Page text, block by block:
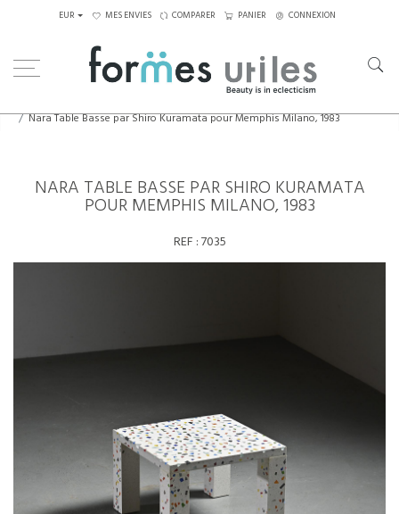
EUR MES ENVIES COMPARER PANIER CONNEXION
Nara Table Basse par Shiro Kuramata pour Memphis Milano, 1983
NARA TABLE BASSE PAR SHIRO KURAMATA
POUR MEMPHIS MILANO, 1983
REF :7035